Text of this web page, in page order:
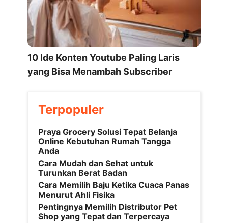
10 Ide Konten Youtube Paling Laris
yang Bisa Menambah Subscriber
Terpopuler
Praya Grocery Solusi Tepat Belanja
Online Kebutuhan Rumah Tangga
Anda
Cara Mudah dan Sehat untuk
Turunkan Berat Badan
Cara Memilih Baju Ketika Cuaca Panas
Menurut Ahli Fisika
Pentingnya Memilih Distributor Pet
Shop yang Tepat dan Terpercaya